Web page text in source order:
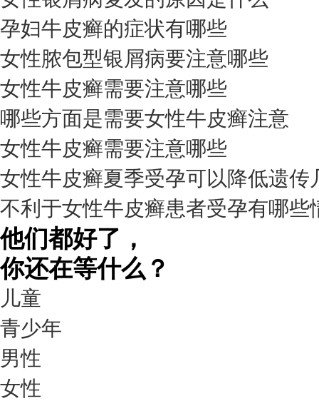
我要咨询我要预约
擅长： 杨成平 互联网门诊主任【医生简介】 毕业于长江...[详情]
预约量
6821
疗效满意
98%
我要咨询
擅长： 王艳琼 门诊主任 专家介绍：毕业于川北医学院...
孕妇牛皮癣的症状有哪些
女性脓包型银屑病要注意哪些
女性牛皮癣需要注意哪些
哪些方面是需要女性牛皮癣注意
女性牛皮癣需要注意哪些
女性牛皮癣夏季受孕可以降低遗传
不利于女性牛皮癣患者受孕有哪些
他们都好了，
你还在等什么？
儿童
青少年
男性
女性